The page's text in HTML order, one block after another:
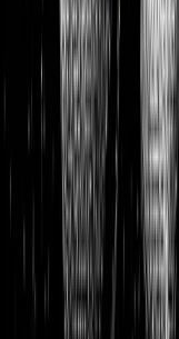
Einloggen